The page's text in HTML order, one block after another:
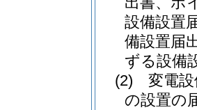
設備設置
備設置届
ずる設備
(2)
変電
の設置の